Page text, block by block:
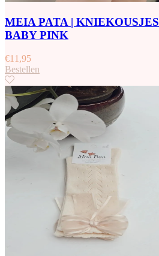
MEIA PATA |
BABY PINK
€11,95
Bestellen